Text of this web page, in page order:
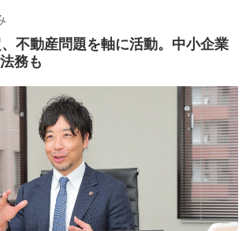
不動産問題を軸に活動。中小企業
務も